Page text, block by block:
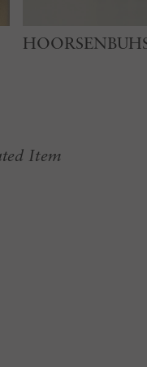
Item